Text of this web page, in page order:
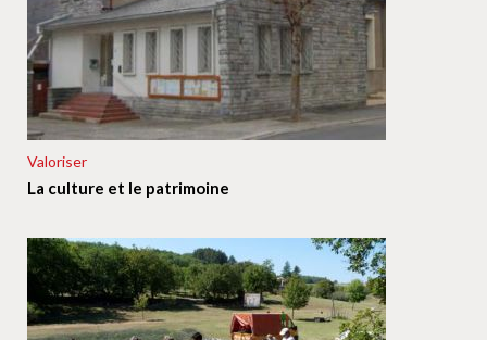
Valoriser
La culture et le patrimoine